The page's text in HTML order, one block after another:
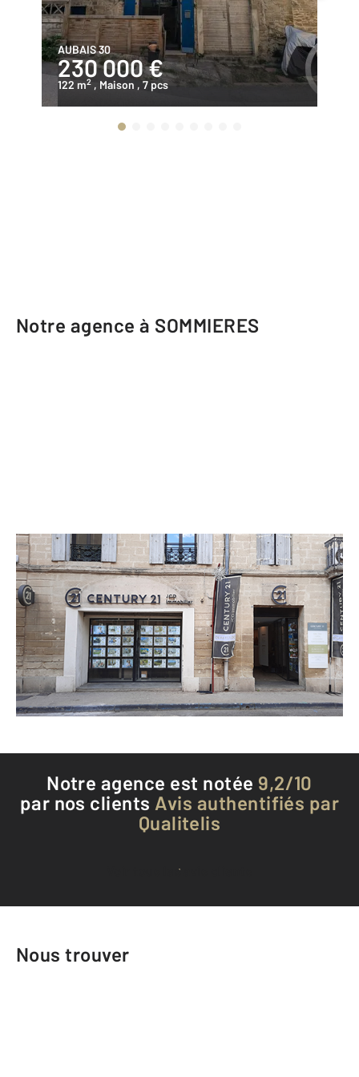
AUBAIS 30
230 000 €
122 m2 , Maison , 7 pcs
Notre agence à SOMMIERES
CENTURY 21 JCD Immobilier
31 rue du Général Bruyère
SOMMIERES - 30250
Envoyer un message
Téléphoner à l'agence
Notre agence est notée 9,2/10
par nos clients Avis authentifiés par
Qualitelis
Voir tous les avis clients
Nous trouver